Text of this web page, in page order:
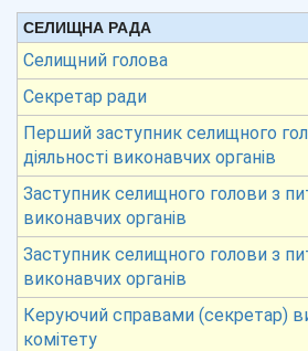
СЕЛИЩНА РАДА
Селищний голова
Секретар ради
Перший заступник селищного
діяльності виконавчих органів
Заступник селищного голови з
виконавчих органів
Заступник селищного голови з
виконавчих органів
Керуючий справами (секретар)
комітету